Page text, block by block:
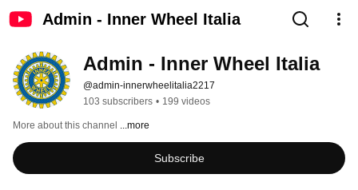
Admin - Inner Wheel Italia
Admin - Inner Wheel Italia
@admin-innerwheelitalia2217
103 subscribers • 199 videos
More about this channel ...more
Subscribe